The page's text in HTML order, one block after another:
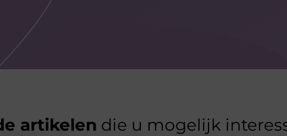
artikelen die u mogelijk